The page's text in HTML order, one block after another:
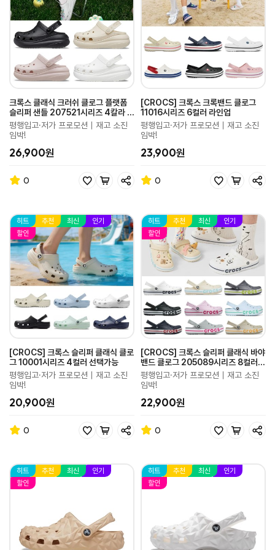
크록스 클래식 크러쉬 클로그 플랫폼
슬리퍼 샌들 207521시리즈 4칼라 라
인업
평행입고·저가 프로모션｜재고 소진
임박!
26,900원
0
[CROCS] 크록스 크록밴드 클로그
11016시리즈 6컬러 라인업
평행입고·저가 프로모션｜재고 소진
임박!
23,900원
0
히트 추천 최신
인기
할인
[CROCS] 크록스 슬리퍼 클래식 클로
그 10001시리즈 4컬러 선택가능
평행입고·저가 프로모션｜재고 소진
임박!
20,900원
0
히트 추천 최신
인기
할인
[CROCS] 크록스 슬리퍼 클래식 바야
밴드 클로그 205089시리즈 8컬러
라인업
평행입고·저가 프로모션｜재고 소진
임박!
22,900원
0
히트 추천 최신
인기
할인
히트 추천 최신
인기
할인